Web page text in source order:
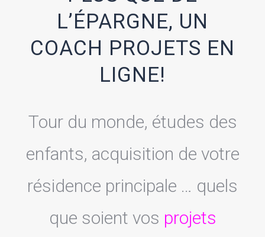
L’ÉPARGNE, UN
COACH PROJETS EN
LIGNE!
Tour du monde, études des
enfants, acquisition de votre
résidence principale … quels
que soient vos projets